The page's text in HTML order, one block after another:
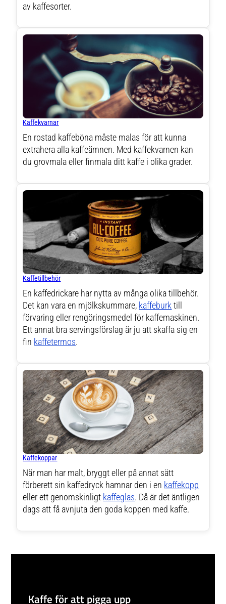
av kaffesorter.
Kaffekvarnar
En rostad kaffeböna måste malas för att kunna
extrahera alla kaffeämnen. Med kaffekvarnen kan
du grovmala eller finmala ditt kaffe i olika grader.
Kaffetillbehör
En kaffedrickare har nytta av många olika tillbehör.
Det kan vara en mjölkskummare, kaffeburk till
förvaring eller rengöringsmedel för kaffemaskinen.
Ett annat bra servingsförslag är ju att skaffa sig en
fin kaffetermos.
Kaffekoppar
När man har malt, bryggt eller på annat sätt
förberett sin kaffedryck hamnar den i en kaffekopp
eller ett genomskinligt kaffeglas. Då är det äntligen
dags att få avnjuta den goda koppen med kaffe.
Kaffe för att pigga upp